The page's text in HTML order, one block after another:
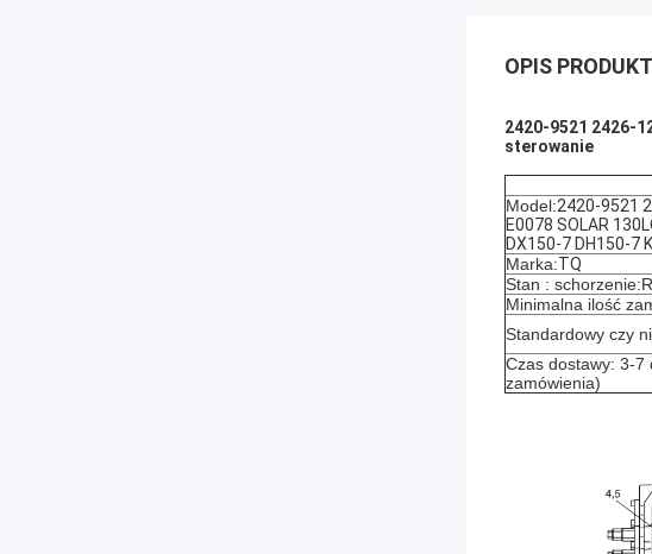
OPIS
2420-9521 2426-
sterowanie
Model:2420-9521
E0078 SOLAR
DX150-7 DH150-7
Marka:TQ
Stan : schorzenie:
Minimalna ilość
Standardowy czy
Czas dostawy: 3-7
zamówienia)